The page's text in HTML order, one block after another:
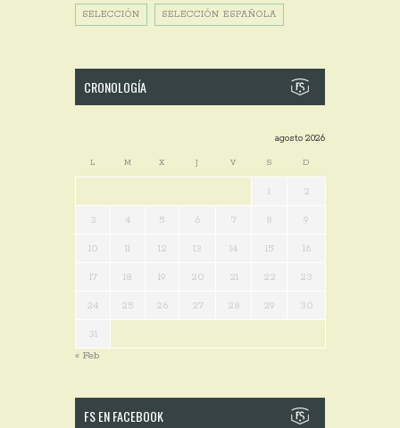
SELECCIÓN SELECCIÓN ESPAÑOLA
CRONOLOGÍA
agosto 2026
L M X J V S D
1 2
3 4 5 6 7 8 9
10 11 12 13 14 15 16
17 18 19 20 21 22 23
24 25 26 27 28 29 30
31
« Feb
FS EN FACEBOOK